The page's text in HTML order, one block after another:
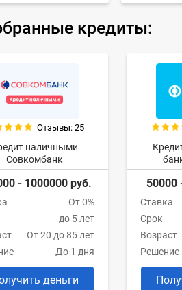
кредиты:
Отзывы: 25
наличными
Совкомбанк
- 1000000 руб.
От 0%
до 5 лет
От 20 до 85 лет
До 1 дня
деньги
50000
Ставка
Срок
Возраст
Решение